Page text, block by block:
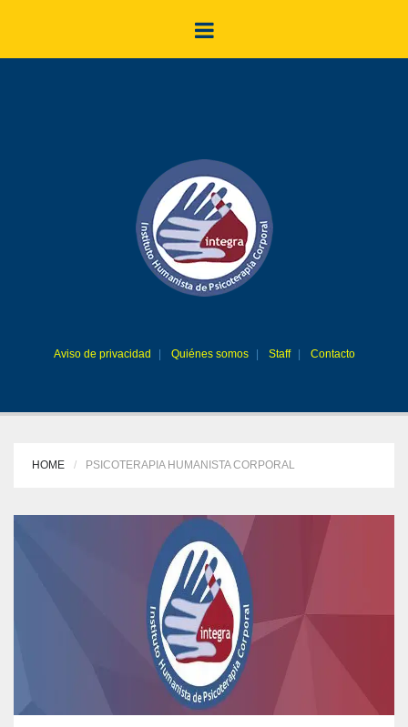
Aviso de privacidad Quiénes somos Staff Contacto
HOME PSICOTERAPIA HUMANISTA CORPORAL